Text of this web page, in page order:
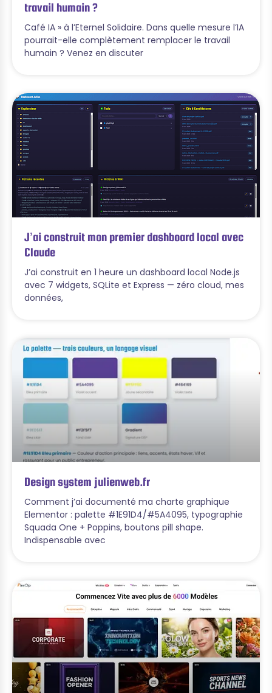
travail humain ?
Café IA » à l’Eternel Solidaire. Dans quelle mesure l’IA
pourrait-elle complètement remplacer le travail
humain ? Venez en discuter
J’ai construit mon premier dashboard local avec
Claude
J’ai construit en 1 heure un dashboard local Node.js
avec 7 widgets, SQLite et Express — zéro cloud, mes
données,
Design system julienweb.fr
Comment j’ai documenté ma charte graphique
Elementor : palette #1E91D4/#5A4095, typographie
Squada One + Poppins, boutons pill shape.
Indispensable avec